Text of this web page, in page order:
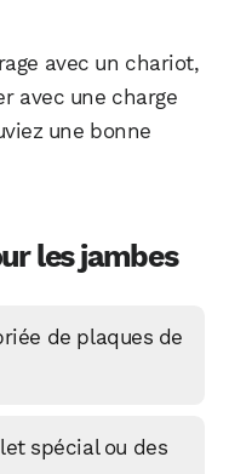
avec un chariot,
avec une charge
une bonne
les jambes
de plaques de
spécial ou des